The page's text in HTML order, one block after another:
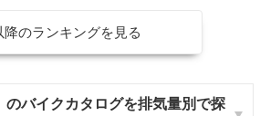
降のランキングを見る
バイクカタログを排気量別で探